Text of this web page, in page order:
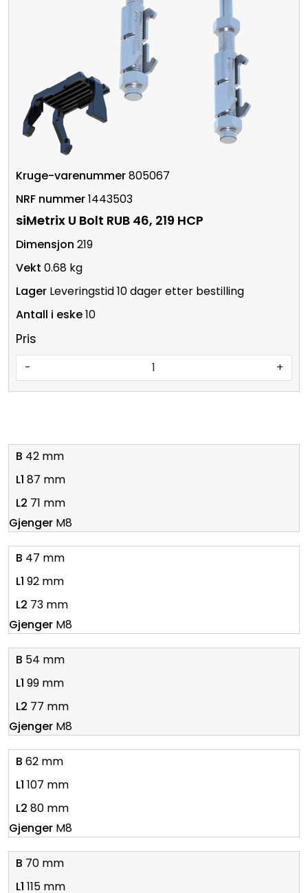
805067
1443503
siMetrix U Bolt RUB 46, 219 HCP
219
0.68 kg
Leveringstid 10 dager etter bestilling
10
Pris
- +
42 mm
87 mm
71 mm
M8
47 mm
92 mm
73 mm
M8
54 mm
99 mm
77 mm
M8
62 mm
107 mm
80 mm
M8
70 mm
115 mm